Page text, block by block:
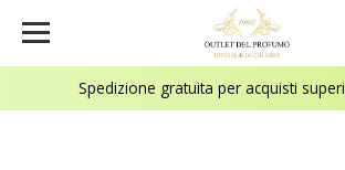
Spedizione gratuita per acquisti